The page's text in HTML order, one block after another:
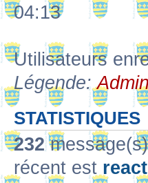
04:13
Utilisateurs
Légende:
STATISTIQUES
232message(s)
récent est